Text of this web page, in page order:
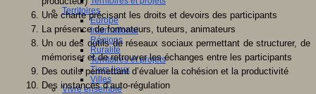
Territoires
Europe
International
Régions
Ruralité
Territoires et projets
Tiers lieux
Villes
Vivre ensemble
Une charte précisant les droits et devoirs des participants
La présence de formateurs, tuteurs, animateurs
Un ou des outils de réseaux sociaux permettant de structurer, de
mémoriser et de retrouver les échanges entre les participants
Des outils permettant d’évaluer la cohésion et la productivité
Des instances d’auto-régulation